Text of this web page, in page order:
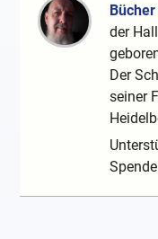
Bücher
der
Der
seiner